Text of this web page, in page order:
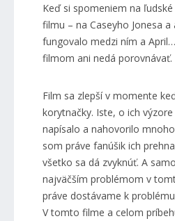
Keď si spomeniem na
filmu – na Caseyho Jonesa
fungovalo medzi ním a
filmom ani nedá porovnávať.
Film sa zlepší v momente
korytnačky. Iste, o ich
napísalo a nahovorilo
som práve fanúšik ich
všetko sa dá zvyknúť. A
najväčším problémom v
práve dostávame k
V tomto filme a celom